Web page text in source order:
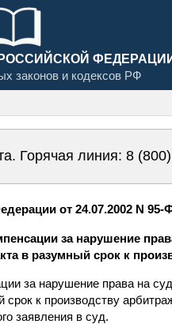
законов и кодексов РФ
Горячая линия: 8
от 24.07.2002 N 95-
за нарушение
в разумный срок к
за нарушение права на
к производству
заявления в суд.